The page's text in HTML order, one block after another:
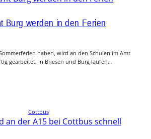
Burg werden in den Ferien
haben, wird an den Schulen im Amt
gearbeitet. In Briesen und Burg laufen…
Cottbus